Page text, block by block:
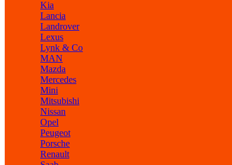
Kia
Lancia
Landrover
Lexus
Lynk & Co
MAN
Mazda
Mercedes
Mini
Mitsubishi
Nissan
Opel
Peugeot
Porsche
Renault